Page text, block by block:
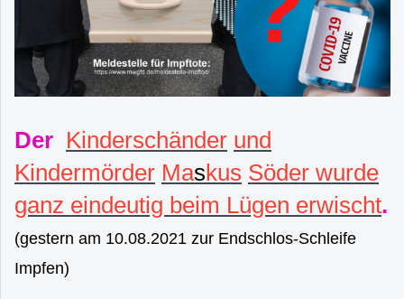
Der Kinderschänder und
Kindermörder Maskus Söder wurde
ganz eindeutig beim Lügen erwischt.
(gestern am 10.08.2021 zur Endschlos-Schleife
Impfen)